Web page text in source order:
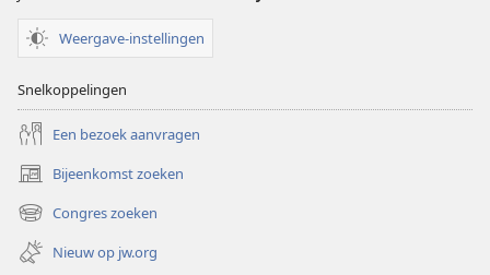
Weergave-instellingen
Snelkoppelingen
Een bezoek aanvragen
Bijeenkomst zoeken
(opent
nieuw
venster)
Congres zoeken
(opent
nieuw
venster)
Nieuw op jw.org